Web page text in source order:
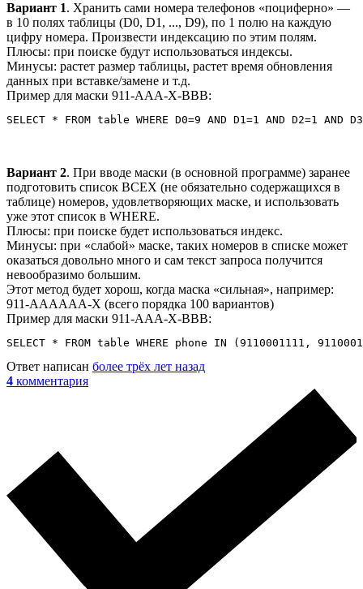
Вариант 1. Хранить сами номера телефонов «поциферно» —
в 10 полях таблицы (D0, D1, ..., D9), по 1 полю на каждую
цифру номера. Произвести индексацию по этим полям.
Плюсы: при поиске будут использоваться индексы.
Минусы: растет размер таблицы, растет время обновления
данных при вставке/замене и т.д.
Пример для маски 911-AAA-X-BBB:
SELECT * FROM table WHERE D0=9 AND D1=1 AND D2=1 AND
Вариант 2. При вводе маски (в основной программе) заранее
подготовить список ВСЕХ (не обязательно содержащихся в
таблице) номеров, удовлетворяющих маске, и использовать
уже этот список в WHERE.
Плюсы: при поиске будет использоваться индекс.
Минусы: при «слабой» маске, таких номеров в списке может
оказаться довольно много и сам текст запроса получится
невообразимо большим.
Этот метод будет хорош, когда маска «сильная», например:
911-AAAAAA-X (всего порядка 100 вариантов)
Пример для маски 911-AAA-X-BBB:
SELECT * FROM table WHERE phone IN (9110001111,
Ответ написан более трёх лет назад
4 комментария